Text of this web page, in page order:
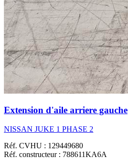
Extension d'aile arriere gauche
NISSAN JUKE 1 PHASE 2
Réf. CVHU : 129449680
Réf. constructeur : 788611KA6A